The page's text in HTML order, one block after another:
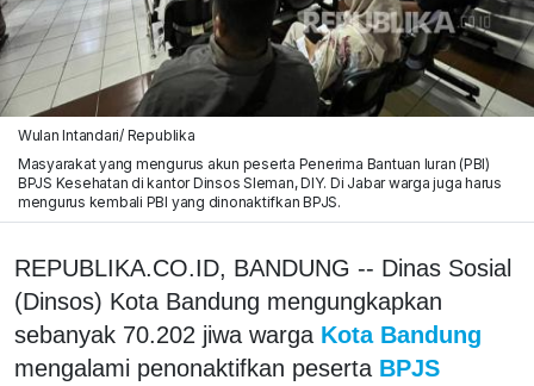
Wulan Intandari/ Republika
Masyarakat yang mengurus akun peserta Penerima Bantuan Iuran (PBI)
BPJS Kesehatan di kantor Dinsos Sleman, DIY. Di Jabar warga juga harus
mengurus kembali PBI yang dinonaktifkan BPJS.
REPUBLIKA.CO.ID, BANDUNG -- Dinas Sosial
(Dinsos) Kota Bandung mengungkapkan
sebanyak 70.202 jiwa warga Kota Bandung
mengalami penonaktifkan peserta BPJS